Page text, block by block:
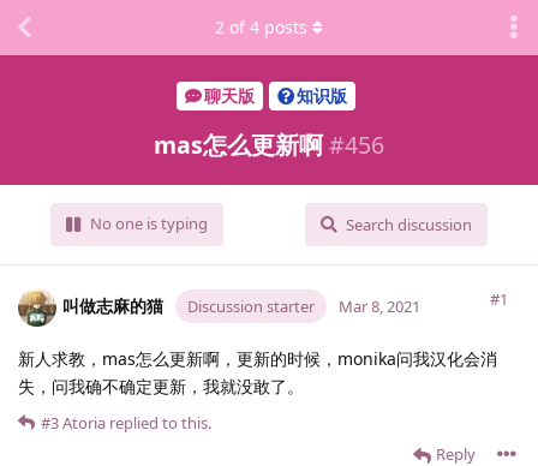
聊天版 知识版
mas怎么更新啊#456
No one is typing Search discussion
2 of 4 posts
叫做志麻的猫 Discussion starter #1
Mar 8, 2021
新人求教，mas怎么更新啊，更新的时候，monika问我汉化会消
失，问我确不确定更新，我就没敢了。
Reply
#3Atoria replied to this.